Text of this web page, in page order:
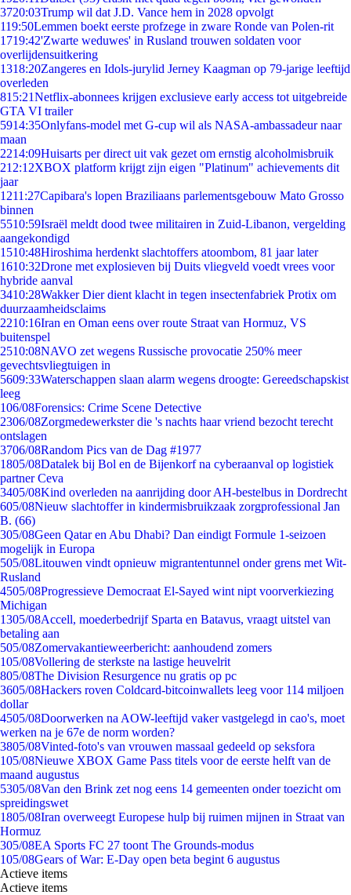
3720:03Trump wil dat J.D. Vance hem in 2028 opvolgt
119:50Lemmen boekt eerste profzege in zware Ronde van Polen-rit
1719:42'Zwarte weduwes' in Rusland trouwen soldaten voor
overlijdensuitkering
1318:20Zangeres en Idols-jurylid Jerney Kaagman op 79-jarige leeftijd
overleden
815:21Netflix-abonnees krijgen exclusieve early access tot uitgebreide
GTA VI trailer
5914:35Onlyfans-model met G-cup wil als NASA-ambassadeur naar
maan
2214:09Huisarts per direct uit vak gezet om ernstig alcoholmisbruik
212:12XBOX platform krijgt zijn eigen "Platinum" achievements dit
jaar
1211:27Capibara's lopen Braziliaans parlementsgebouw Mato Grosso
binnen
5510:59Israël meldt dood twee militairen in Zuid-Libanon, vergelding
aangekondigd
1510:48Hiroshima herdenkt slachtoffers atoombom, 81 jaar later
1610:32Drone met explosieven bij Duits vliegveld voedt vrees voor
hybride aanval
3410:28Wakker Dier dient klacht in tegen insectenfabriek Protix om
duurzaamheidsclaims
2210:16Iran en Oman eens over route Straat van Hormuz, VS
buitenspel
2510:08NAVO zet wegens Russische provocatie 250% meer
gevechtsvliegtuigen in
5609:33Waterschappen slaan alarm wegens droogte: Gereedschapskist
leeg
106/08Forensics: Crime Scene Detective
2306/08Zorgmedewerkster die 's nachts haar vriend bezocht terecht
ontslagen
3706/08Random Pics van de Dag #1977
1805/08Datalek bij Bol en de Bijenkorf na cyberaanval op logistiek
partner Ceva
3405/08Kind overleden na aanrijding door AH-bestelbus in Dordrecht
605/08Nieuw slachtoffer in kindermisbruikzaak zorgprofessional Jan
B. (66)
305/08Geen Qatar en Abu Dhabi? Dan eindigt Formule 1-seizoen
mogelijk in Europa
505/08Litouwen vindt opnieuw migrantentunnel onder grens met Wit-
Rusland
4505/08Progressieve Democraat El-Sayed wint nipt voorverkiezing
Michigan
1305/08Accell, moederbedrijf Sparta en Batavus, vraagt uitstel van
betaling aan
505/08Zomervakantieweerbericht: aanhoudend zomers
105/08Vollering de sterkste na lastige heuvelrit
805/08The Division Resurgence nu gratis op pc
3605/08Hackers roven Coldcard-bitcoinwallets leeg voor 114 miljoen
dollar
4505/08Doorwerken na AOW-leeftijd vaker vastgelegd in cao's, moet
werken na je 67e de norm worden?
3805/08Vinted-foto's van vrouwen massaal gedeeld op seksfora
105/08Nieuwe XBOX Game Pass titels voor de eerste helft van de
maand augustus
5305/08Van den Brink zet nog eens 14 gemeenten onder toezicht om
spreidingswet
1805/08Iran overweegt Europese hulp bij ruimen mijnen in Straat van
Hormuz
305/08EA Sports FC 27 toont The Grounds-modus
105/08Gears of War: E-Day open beta begint 6 augustus
Actieve items
Actieve items